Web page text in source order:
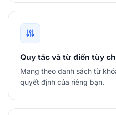
Quy tắc và từ điển tùy
Mang theo danh sách từ
quyết định của riêng bạn.